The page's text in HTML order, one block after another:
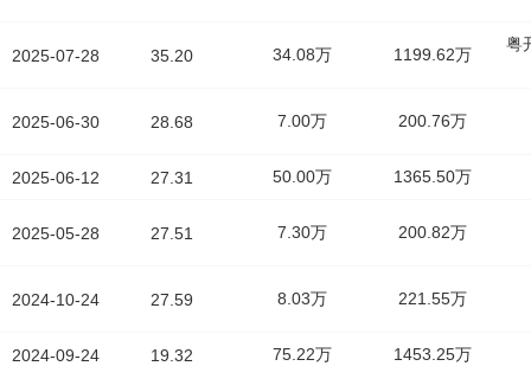
2025-07-28
2025-06-30
2025-06-12
2025-05-28
2024-10-24
2024-09-24
35.20 34.08万 1199.62万
粤
28.68 7.00万 200.76万
27.31 50.00万 1365.50万
27.51 7.30万 200.82万
27.59 8.03万 221.55万
19.32 75.22万 1453.25万